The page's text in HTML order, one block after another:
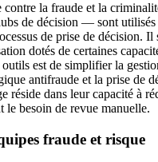
contre la fraude et la
de décision — sont
de prise de décision. Il
dotés de certaines
est de simplifier la
antifraude et la prise de
réside dans leur capacité à
le besoin de revue manuelle.
fraude et risque